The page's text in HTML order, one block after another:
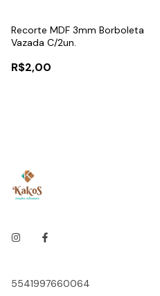
Recorte MDF 3mm Borboleta
Vazada C/2un.
R$2,00
5541997660064